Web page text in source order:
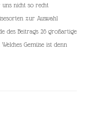
uns nicht so recht
zur Auswahl
des Beitrags 26 großartige
Gemüse ist denn